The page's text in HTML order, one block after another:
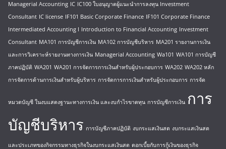
Managerial Accounting IC IC100 ใบอนุญาตผู้แนะนำการลงทุน Investment
Consultant IC license IF101 Basic Corporate Finance IF101 Corporate Finance
Intermediated Accounting I Introduction to Financial Accounting Investment
Consultant MA101 การบัญชีการเงิน MA102 การบัญชีบริหาร MA201 รายงานการเงิน
และการวิเคราะห์รายงานทางการเงิน Managerial Accounting Wa101 WA101 การบัญชี
ภาคปฏิบัติ WA201 WA201 การจัดการการเงินสำหรับผู้ประกอบการ WA202 WA202 หลัก
การจัดการด้านการเงินสำหรับผู้บริหาร การจัดการการเงินสำหรับผู้ประกอบการ การจัด
หมวดบัญชี ในงบแสดงฐานะทางการเงิน และงบกำไรขาดทุน การบัญชีการเงิน การ
บัญชีบริหาร การบัญชีภาคปฏิบัติ งบกระแสเงินสด งบกระแสเงินสด
และประเภทของกิจกรรมทางธุรกิจในงบกระแสเงินสด ดอกเบี้ยกับการกู้เงินของธุรกิจ